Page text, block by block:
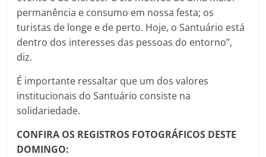
permanência e consumo em nossa festa; os
turistas de longe e de perto. Hoje, o Santuário está
dentro dos interesses das pessoas do entorno’’,
diz.
É importante ressaltar que um dos valores
institucionais do Santuário consiste na
solidariedade.
CONFIRA OS REGISTROS FOTOGRÁFICOS DESTE
DOMINGO: